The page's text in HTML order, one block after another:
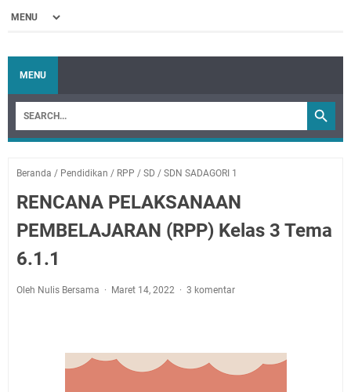
MENU
Beranda / Pendidikan / RPP / SD / SDN SADAGORI 1
RENCANA PELAKSANAAN
PEMBELAJARAN (RPP) Kelas 3 Tema
6.1.1
Oleh Nulis Bersama Maret 14, 2022 3 komentar